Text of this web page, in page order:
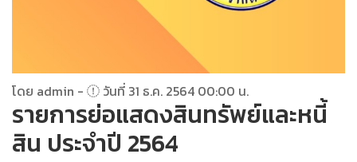
โดย admin - วันที่ 31 ธ.ค. 2564 00:00 น.
รายการย่อแสดงสินทรัพย์และหนี้
สิน ประจำปี 2564